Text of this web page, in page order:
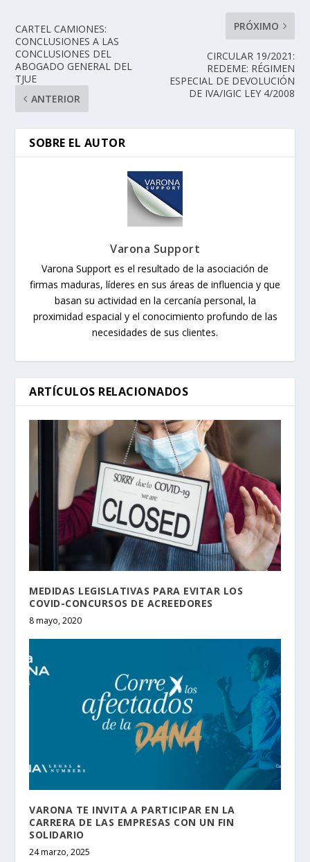
CARTEL CAMIONES:
CONCLUSIONES A LAS
CONCLUSIONES DEL
ABOGADO GENERAL DEL
TJUE
ANTERIOR
PRÓXIMO
CIRCULAR 19/2021:
REDEME: RÉGIMEN
ESPECIAL DE DEVOLUCIÓN
DE IVA/IGIC LEY 4/2008
SOBRE EL AUTOR
Varona Support
Varona Support es el resultado de la asociación de
firmas maduras, líderes en sus áreas de influencia y que
basan su actividad en la cercanía personal, la
proximidad espacial y el conocimiento profundo de las
necesidades de sus clientes.
ARTÍCULOS RELACIONADOS
MEDIDAS LEGISLATIVAS PARA EVITAR LOS
COVID-CONCURSOS DE ACREEDORES
8 mayo, 2020
VARONA TE INVITA A PARTICIPAR EN LA
CARRERA DE LAS EMPRESAS CON UN FIN
SOLIDARIO
24 marzo, 2025